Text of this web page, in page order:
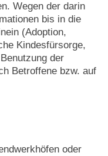
Wegen der darin
bis in die
(Adoption,
Kindesfürsorge,
der
Betroffene bzw. auf
oder